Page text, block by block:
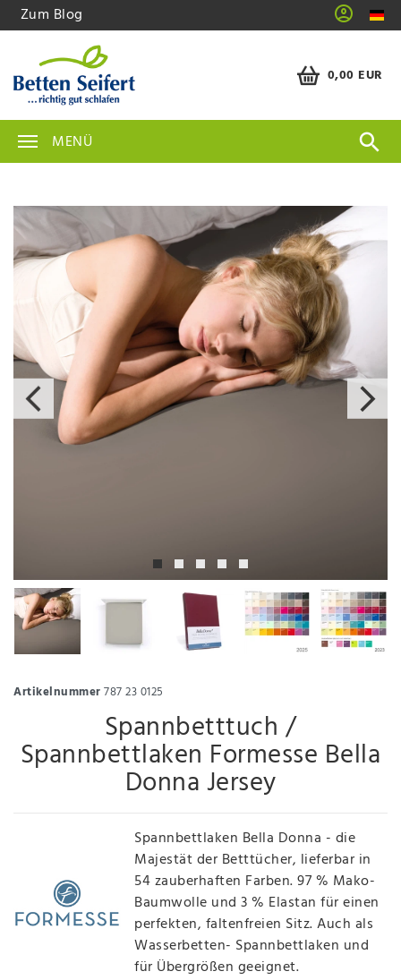
Zum Blog
0,00 EUR
MENÜ
Artikelnummer787 23 0125
Spannbetttuch /
Spannbettlaken Formesse Bella
Donna Jersey
Spannbettlaken Bella Donna - die
Majestät der Betttücher, lieferbar in
54 zauberhaften Farben. 97 % Mako-
Baumwolle und 3 % Elastan für einen
perfekten, faltenfreien Sitz. Auch als
Wasserbetten- Spannbettlaken und
für Übergrößen geeignet.